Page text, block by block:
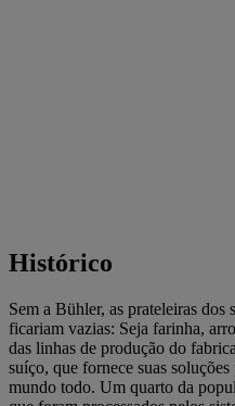
Histórico
Sem a Bühler, as prateleiras
ficariam vazias: Seja farinha,
das linhas de produção do
suíço, que fornece suas
mundo todo. Um quarto da